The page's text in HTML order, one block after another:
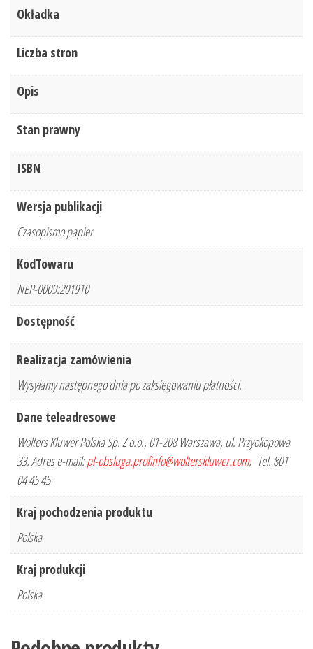
Okładka
Liczba stron
Opis
Stan prawny
ISBN
Wersja publikacji
Czasopismo papier
KodTowaru
NEP-0009:201910
Dostępność
Realizacja zamówienia
Wysyłamy następnego dnia po zaksięgowaniu płatności.
Dane teleadresowe
Wolters Kluwer Polska Sp. Z o.o., 01-208 Warszawa, ul. Przyokopowa
33, Adres e-mail:pl-obsluga.profinfo@wolterskluwer.com, Tel. 801
04 45 45
Kraj pochodzenia produktu
Polska
Kraj produkcji
Polska